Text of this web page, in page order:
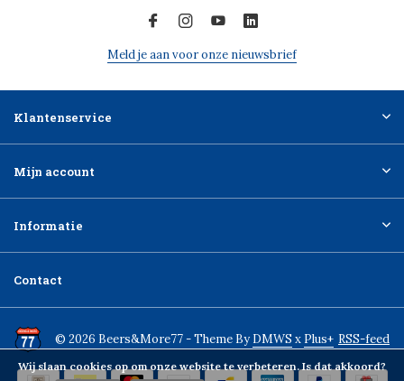
Meld je aan voor onze nieuwsbrief
Klantenservice
Mijn account
Informatie
Contact
© 2026 Beers&More77 - Theme ByDMWS x Plus+ RSS-feed
Wij slaan cookies op om onze website te verbeteren. Is dat akkoord?